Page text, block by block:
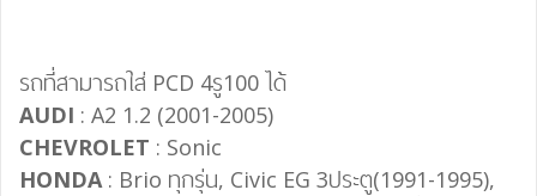
รถที่สามารถใส่ PCD 4รู100 ได้
AUDI : A2 1.2 (2001-2005)
CHEVROLET : Sonic
HONDA: Brio ทุกรุ่น, Civic EG 3ประตู(1991-1995),